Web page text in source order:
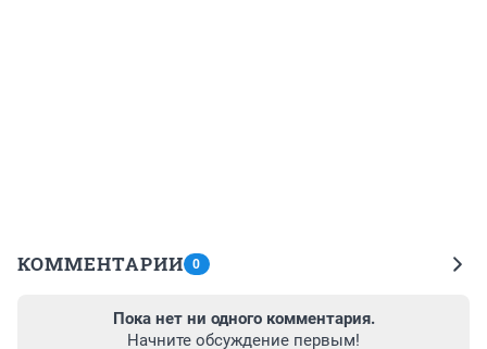
КОММЕНТАРИИ 0
Пока нет ни одного комментария.
Начните обсуждение первым!